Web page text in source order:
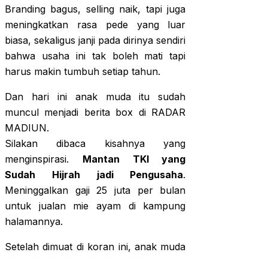
Branding bagus, selling naik, tapi juga
meningkatkan rasa pede yang luar
biasa, sekaligus janji pada dirinya sendiri
bahwa usaha ini tak boleh mati tapi
harus makin tumbuh setiap tahun.
Dan hari ini anak muda itu sudah
muncul menjadi berita box di RADAR
MADIUN.
Silakan dibaca kisahnya yang
menginspirasi. Mantan TKI yang
Sudah Hijrah jadi Pengusaha.
Meninggalkan gaji 25 juta per bulan
untuk jualan mie ayam di kampung
halamannya.
Setelah dimuat di koran ini, anak muda